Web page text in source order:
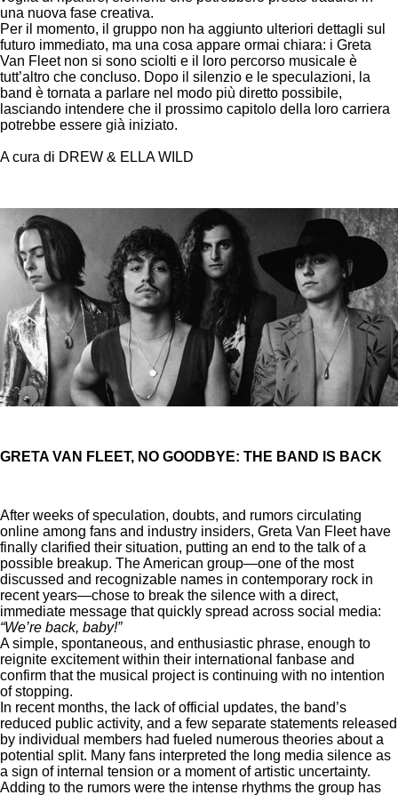
una nuova fase creativa.
Per il momento, il gruppo non ha aggiunto ulteriori dettagli sul
futuro immediato, ma una cosa appare ormai chiara: i Greta
Van Fleet non si sono sciolti e il loro percorso musicale è
tutt’altro che concluso. Dopo il silenzio e le speculazioni, la
band è tornata a parlare nel modo più diretto possibile,
lasciando intendere che il prossimo capitolo della loro carriera
potrebbe essere già iniziato.
A cura di DREW & ELLA WILD
GRETA VAN FLEET, NO GOODBYE: THE BAND IS BACK
After weeks of speculation, doubts, and rumors circulating
online among fans and industry insiders, Greta Van Fleet have
finally clarified their situation, putting an end to the talk of a
possible breakup. The American group—one of the most
discussed and recognizable names in contemporary rock in
recent years—chose to break the silence with a direct,
immediate message that quickly spread across social media:
“We’re back, baby!”
A simple, spontaneous, and enthusiastic phrase, enough to
reignite excitement within their international fanbase and
confirm that the musical project is continuing with no intention
of stopping.
In recent months, the lack of official updates, the band’s
reduced public activity, and a few separate statements released
by individual members had fueled numerous theories about a
potential split. Many fans interpreted the long media silence as
a sign of internal tension or a moment of artistic uncertainty.
Adding to the rumors were the intense rhythms the group has